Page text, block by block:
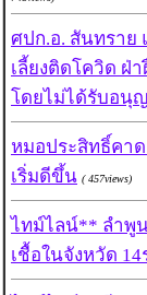
ศปก.อ. สันทราย
เลี้ยงติดโควิด ฝ่
โดยไม่ได้รับอนุ
หมอประสิทธิ์คา
เริ่มดีขึ้น ( 457views)
ไทม์ไลน์** ลำพูน
เชื้อในจังหวัด 14